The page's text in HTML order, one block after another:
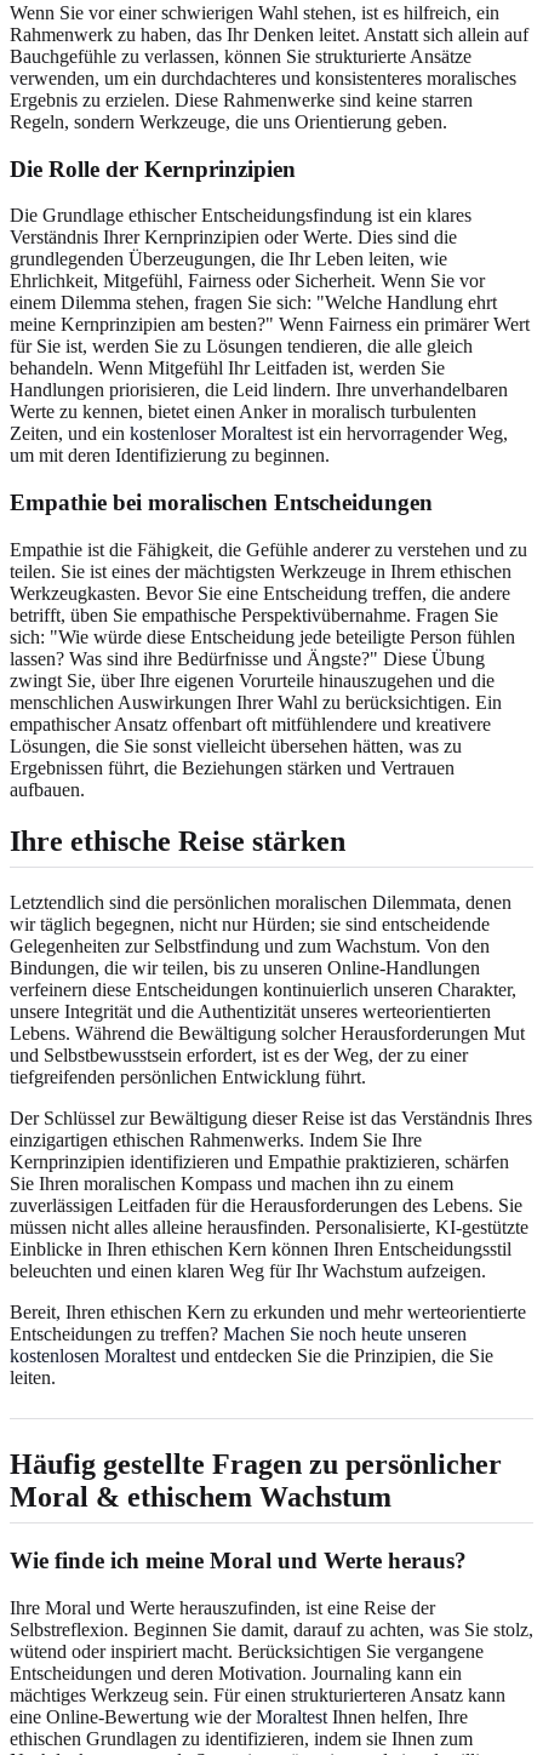
Wenn Sie vor einer schwierigen Wahl stehen, ist es hilfreich, ein
Rahmenwerk zu haben, das Ihr Denken leitet. Anstatt sich allein auf
Bauchgefühle zu verlassen, können Sie strukturierte Ansätze
verwenden, um ein durchdachteres und konsistenteres moralisches
Ergebnis zu erzielen. Diese Rahmenwerke sind keine starren
Regeln, sondern Werkzeuge, die uns Orientierung geben.
Die Rolle der Kernprinzipien
Die Grundlage ethischer Entscheidungsfindung ist ein klares
Verständnis Ihrer Kernprinzipien oder Werte. Dies sind die
grundlegenden Überzeugungen, die Ihr Leben leiten, wie
Ehrlichkeit, Mitgefühl, Fairness oder Sicherheit. Wenn Sie vor
einem Dilemma stehen, fragen Sie sich: "Welche Handlung ehrt
meine Kernprinzipien am besten?" Wenn Fairness ein primärer Wert
für Sie ist, werden Sie zu Lösungen tendieren, die alle gleich
behandeln. Wenn Mitgefühl Ihr Leitfaden ist, werden Sie
Handlungen priorisieren, die Leid lindern. Ihre unverhandelbaren
Werte zu kennen, bietet einen Anker in moralisch turbulenten
Zeiten, und ein kostenloser Moraltest ist ein hervorragender Weg,
um mit deren Identifizierung zu beginnen.
Empathie bei moralischen Entscheidungen
Empathie ist die Fähigkeit, die Gefühle anderer zu verstehen und zu
teilen. Sie ist eines der mächtigsten Werkzeuge in Ihrem ethischen
Werkzeugkasten. Bevor Sie eine Entscheidung treffen, die andere
betrifft, üben Sie empathische Perspektivübernahme. Fragen Sie
sich: "Wie würde diese Entscheidung jede beteiligte Person fühlen
lassen? Was sind ihre Bedürfnisse und Ängste?" Diese Übung
zwingt Sie, über Ihre eigenen Vorurteile hinauszugehen und die
menschlichen Auswirkungen Ihrer Wahl zu berücksichtigen. Ein
empathischer Ansatz offenbart oft mitfühlendere und kreativere
Lösungen, die Sie sonst vielleicht übersehen hätten, was zu
Ergebnissen führt, die Beziehungen stärken und Vertrauen
aufbauen.
Ihre ethische Reise stärken
Letztendlich sind die persönlichen moralischen Dilemmata, denen
wir täglich begegnen, nicht nur Hürden; sie sind entscheidende
Gelegenheiten zur Selbstfindung und zum Wachstum. Von den
Bindungen, die wir teilen, bis zu unseren Online-Handlungen
verfeinern diese Entscheidungen kontinuierlich unseren Charakter,
unsere Integrität und die Authentizität unseres werteorientierten
Lebens. Während die Bewältigung solcher Herausforderungen Mut
und Selbstbewusstsein erfordert, ist es der Weg, der zu einer
tiefgreifenden persönlichen Entwicklung führt.
Der Schlüssel zur Bewältigung dieser Reise ist das Verständnis Ihres
einzigartigen ethischen Rahmenwerks. Indem Sie Ihre
Kernprinzipien identifizieren und Empathie praktizieren, schärfen
Sie Ihren moralischen Kompass und machen ihn zu einem
zuverlässigen Leitfaden für die Herausforderungen des Lebens. Sie
müssen nicht alles alleine herausfinden. Personalisierte, KI-gestützte
Einblicke in Ihren ethischen Kern können Ihren Entscheidungsstil
beleuchten und einen klaren Weg für Ihr Wachstum aufzeigen.
Bereit, Ihren ethischen Kern zu erkunden und mehr werteorientierte
Entscheidungen zu treffen? Machen Sie noch heute unseren
kostenlosen Moraltest und entdecken Sie die Prinzipien, die Sie
leiten.
Häufig gestellte Fragen zu persönlicher
Moral & ethischem Wachstum
Wie finde ich meine Moral und Werte heraus?
Ihre Moral und Werte herauszufinden, ist eine Reise der
Selbstreflexion. Beginnen Sie damit, darauf zu achten, was Sie stolz,
wütend oder inspiriert macht. Berücksichtigen Sie vergangene
Entscheidungen und deren Motivation. Journaling kann ein
mächtiges Werkzeug sein. Für einen strukturierteren Ansatz kann
eine Online-Bewertung wie derMoraltest Ihnen helfen, Ihre
ethischen Grundlagen zu identifizieren, indem sie Ihnen zum